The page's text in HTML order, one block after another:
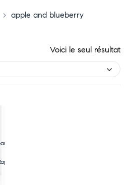
> apple and blueberry
Voici le seul résultat